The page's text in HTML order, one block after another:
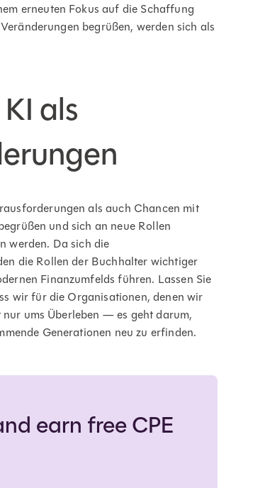
erneuten Fokus auf die Schaffung
begrüßen, werden sich als
als
als auch Chancen mit
und sich an neue Rollen
werden. Da sich die
die Rollen der Buchhalter wichtiger
Finanzumfelds führen. Lassen Sie
wir für die Organisationen, denen wir
ums Überleben — es geht darum,
Generationen neu zu erfinden.
earn free CPE